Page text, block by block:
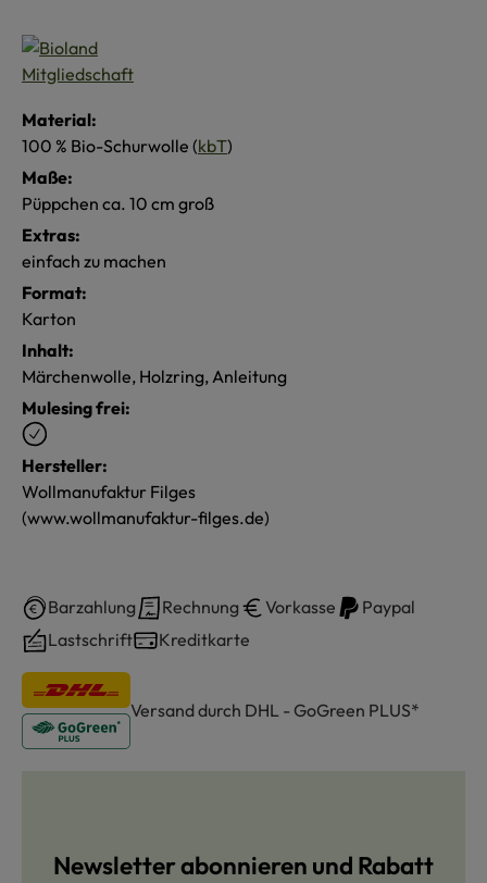
Material:
100 % Bio-Schurwolle (kbT)
Maße:
Püppchen ca. 10 cm groß
Extras:
einfach zu machen
Format:
Karton
Inhalt:
Märchenwolle, Holzring, Anleitung
Mulesing frei:
Hersteller:
Wollmanufaktur Filges
(www.wollmanufaktur-filges.de)
Barzahlung Rechnung Vorkasse
Paypal
Lastschrift
Kreditkarte
Versand durch DHL - GoGreen PLUS*
Newsletter abonnieren und Rabatt